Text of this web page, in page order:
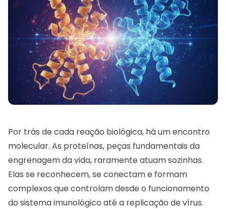
Por trás de cada reação biológica, há um encontro
molecular. As proteínas, peças fundamentais da
engrenagem da vida, raramente atuam sozinhas.
Elas se reconhecem, se conectam e formam
complexos que controlam desde o funcionamento
do sistema imunológico até a replicação de vírus.